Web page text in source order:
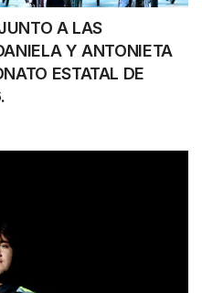
A LAS
Y ANTONIETA
ESTATAL DE